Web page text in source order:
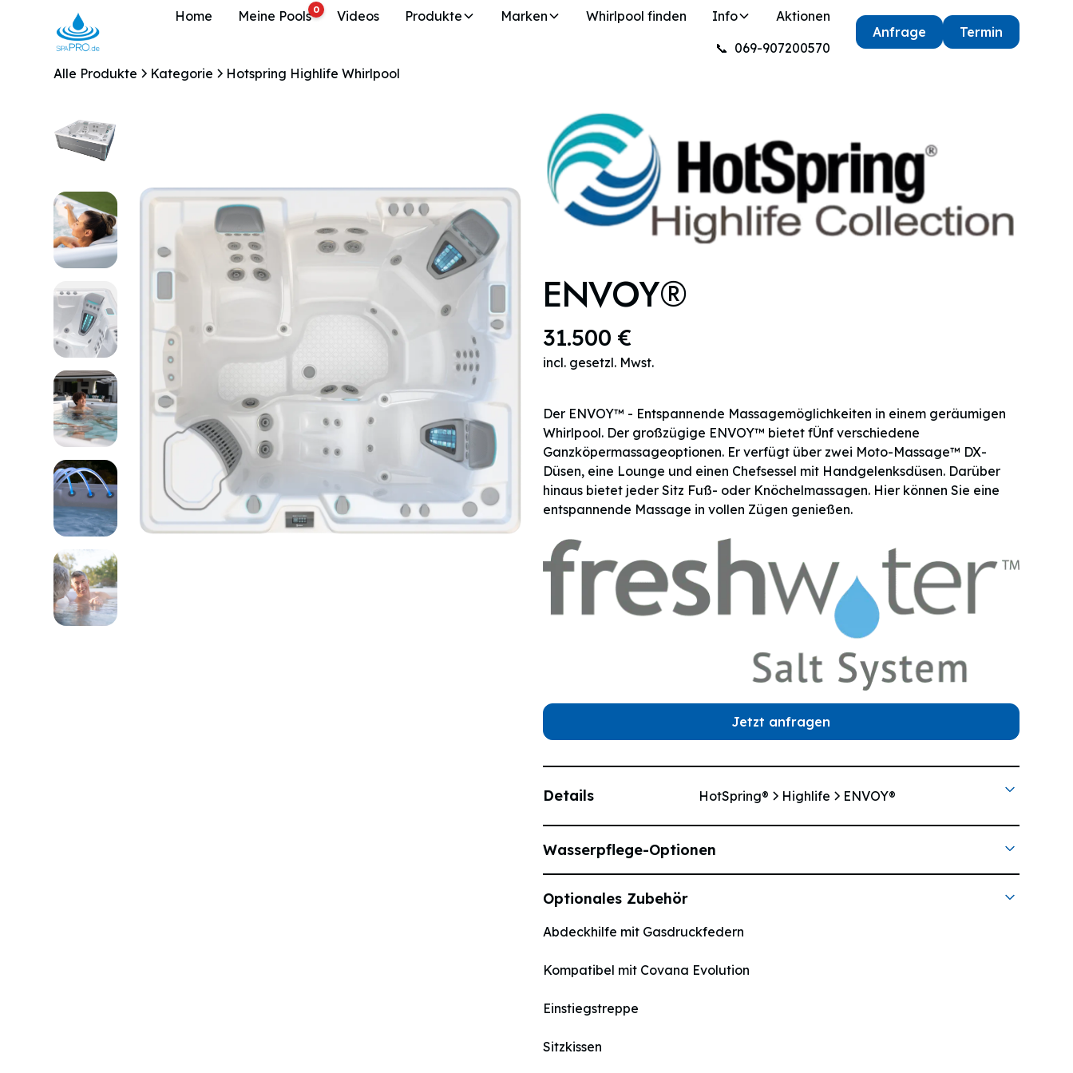
Home Meine Pools 0 Videos Produkte Marken Whirlpool finden Info
Aktionen
📞 069-907200570
Anfrage Termin
Alle Produkte Kategorie Hotspring Highlife Whirlpool
ENVOY®
31.500 €
incl. gesetzl. Mwst.
Der ENVOY™ - Entspannende Massagemöglichkeiten in einem geräumigen
Whirlpool. Der großzügige ENVOY™ bietet fÜnf verschiedene
Ganzköpermassageoptionen. Er verfügt über zwei Moto-Massage™ DX-
Düsen, eine Lounge und einen Chefsessel mit Handgelenksdüsen. Darüber
hinaus bietet jeder Sitz Fuß- oder Knöchelmassagen. Hier können Sie eine
entspannende Massage in vollen Zügen genießen.
Jetzt anfragen
Details HotSpring® Highlife ENVOY®
5 Personen
5 Sitzplätze
1 Liegeplatz
Wasserpflege-Optionen
Optionales Zubehör
Abdeckhilfe mit Gasdruckfedern
Kompatibel mit Covana Evolution
Einstiegstreppe
Sitzkissen